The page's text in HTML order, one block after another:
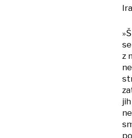
se
z
ne
jih
ne